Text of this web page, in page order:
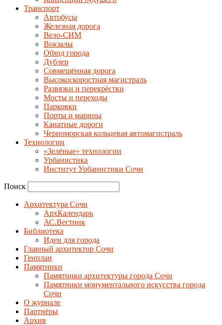
Транспорт
Автобусы
Железная дорога
Вело-СИМ
Вокзалы
Обход города
Дублер
Совмещённая дорога
Высокоскоростная магистраль
Развязки и перекрёстки
Мосты и переходы
Парковки
Порты и марины
Канатные дороги
Черноморская кольцевая автомагистраль
Технологии
«Зелёные» технологии
Урбанистика
Институт Урбанистики Сочи
Поиск
Архитектура Сочи
АрхКалендарь
АС.Вестник
Библиотека
Идеи для города
Главный архитектор Сочи
Генплан
Памятники
Памятники архитектуры города Сочи
Памятники монументального искусства города
Сочи
О журнале
Партнёры
Архив